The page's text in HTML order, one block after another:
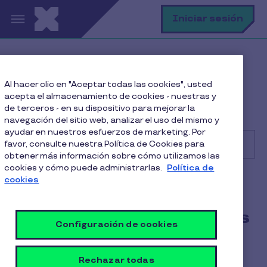
Pasar al contenido principal Iniciar sesión
Administrando mi cuenta Pluxee
¿Cómo puedo aceptar pagos de usuarios de JUNAEB
en mi negocio?
Buscar
¿Cómo puedo aceptar pagos
de usuarios de JUNAEB en
mi negocio?
Al hacer clic en "Aceptar todas las cookies", usted
acepta el almacenamiento de cookies - nuestras y
de terceros - en su dispositivo para mejorar la
navegación del sitio web, analizar el uso del mismo y
ayudar en nuestros esfuerzos de marketing. Por
favor, consulte nuestra Política de Cookies para
obtener más información sobre cómo utilizamos las
cookies y cómo puede administrarlas. Política de
cookies
Configuración de cookies
Rechazar todas